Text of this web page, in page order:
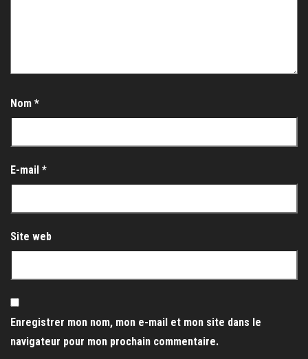
Nom *
E-mail *
Site web
Enregistrer mon nom, mon e-mail et mon site dans le
navigateur pour mon prochain commentaire.